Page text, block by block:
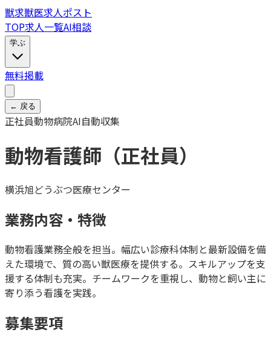
獣求獣医求人ポスト
TOP求人一覧AI相談
学ぶ
無料掲載
← 戻る
正社員動物病院AI自動収集
動物看護師（正社員）
横浜旭どうぶつ医療センター
業務内容・特徴
動物看護業務全般を担当。幅広い診療科体制と最新設備を備
えた環境で、質の高い獣医療を提供する。スキルアップを支
援する体制も充実。チームワークを重視し、動物と飼い主に
寄り添う看護を実践。
募集要項